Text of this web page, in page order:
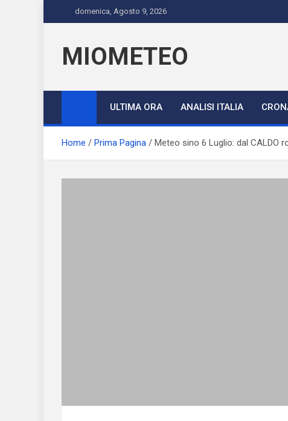
to
domenica, Agosto 9, 2026
MIOMETEO
ULTIMA ORA ANALISI ITALIA
Home Prima Pagina Meteo sino 6 Luglio: dal CALDO